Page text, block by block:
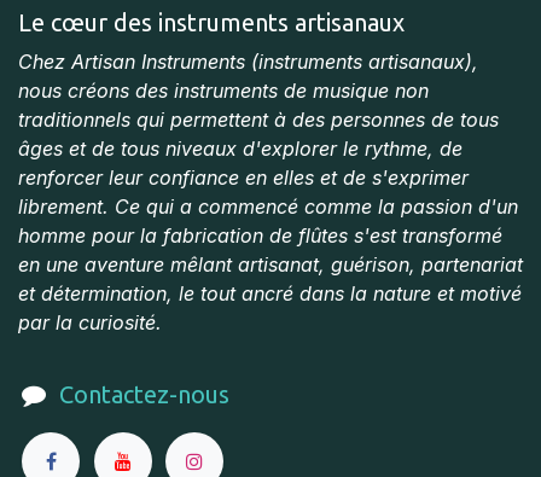
Le cœur des instruments artisanaux
Chez Artisan Instruments (instruments artisanaux),
nous créons des instruments de musique non
traditionnels qui permettent à des personnes de tous
âges et de tous niveaux d'explorer le rythme, de
renforcer leur confiance en elles et de s'exprimer
librement. Ce qui a commencé comme la passion d'un
homme pour la fabrication de flûtes s'est transformé
en une aventure mêlant artisanat, guérison, partenariat
et détermination, le tout ancré dans la nature et motivé
par la curiosité.​
Contactez-nous